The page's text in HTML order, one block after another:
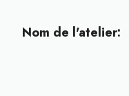
Nom de l'atelier: